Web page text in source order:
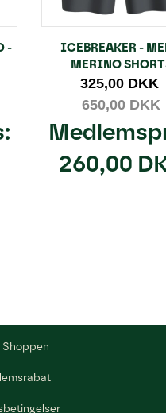
-
ICEBREAKER -
MERINO
325,00 DKK
650,00 DKK
260,00
Shoppen